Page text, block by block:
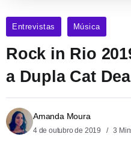
Entrevistas Música
Rock in Rio
a Dupla Cat
Amanda Moura
4 de outubro de 2019 3